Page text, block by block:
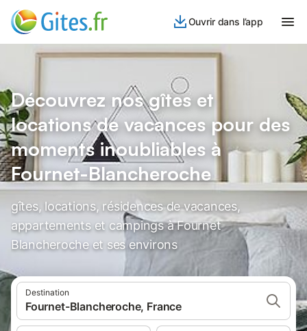
Ouvrir dans l’app
Découvrez nos gîtes et
locations de vacances pour des
moments inoubliables à
Fournet-Blancheroche
gîtes, locations, résidences de vacances,
appartements et campings à Fournet
Blancheroche et ses environs
Destination
Fournet-Blancheroche, France